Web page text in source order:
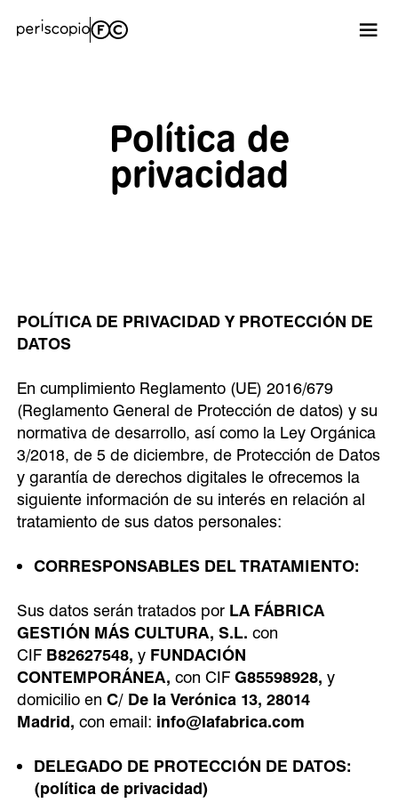
Política de
privacidad
POLÍTICA DE PRIVACIDAD Y PROTECCIÓN DE
DATOS
En cumplimiento Reglamento (UE) 2016/679
(Reglamento General de Protección de datos) y su
normativa de desarrollo, así como la Ley Orgánica
3/2018, de 5 de diciembre, de Protección de Datos
y garantía de derechos digitales le ofrecemos la
siguiente información de su interés en relación al
tratamiento de sus datos personales:
CORRESPONSABLES DEL TRATAMIENTO:
Sus datos serán tratados por LA FÁBRICA
GESTIÓN MÁS CULTURA, S.L.con
CIF B82627548,y FUNDACIÓN
CONTEMPORÁNEA, con CIFG85598928,y
domicilio enC/ De la Verónica 13, 28014
Madrid,con email: info@lafabrica.com
DELEGADO DE PROTECCIÓN DE DATOS:
(política de privacidad)